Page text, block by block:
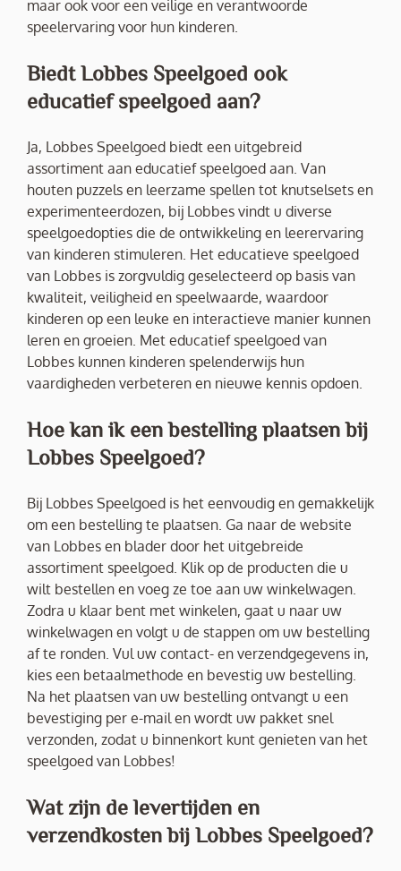
maar ook voor een veilige en verantwoorde
speelervaring voor hun kinderen.
Biedt Lobbes Speelgoed ook
educatief speelgoed aan?
Ja, Lobbes Speelgoed biedt een uitgebreid
assortiment aan educatief speelgoed aan. Van
houten puzzels en leerzame spellen tot knutselsets en
experimenteerdozen, bij Lobbes vindt u diverse
speelgoedopties die de ontwikkeling en leerervaring
van kinderen stimuleren. Het educatieve speelgoed
van Lobbes is zorgvuldig geselecteerd op basis van
kwaliteit, veiligheid en speelwaarde, waardoor
kinderen op een leuke en interactieve manier kunnen
leren en groeien. Met educatief speelgoed van
Lobbes kunnen kinderen spelenderwijs hun
vaardigheden verbeteren en nieuwe kennis opdoen.
Hoe kan ik een bestelling plaatsen bij
Lobbes Speelgoed?
Bij Lobbes Speelgoed is het eenvoudig en gemakkelijk
om een bestelling te plaatsen. Ga naar de website
van Lobbes en blader door het uitgebreide
assortiment speelgoed. Klik op de producten die u
wilt bestellen en voeg ze toe aan uw winkelwagen.
Zodra u klaar bent met winkelen, gaat u naar uw
winkelwagen en volgt u de stappen om uw bestelling
af te ronden. Vul uw contact- en verzendgegevens in,
kies een betaalmethode en bevestig uw bestelling.
Na het plaatsen van uw bestelling ontvangt u een
bevestiging per e-mail en wordt uw pakket snel
verzonden, zodat u binnenkort kunt genieten van het
speelgoed van Lobbes!
Wat zijn de levertijden en
verzendkosten bij Lobbes Speelgoed?